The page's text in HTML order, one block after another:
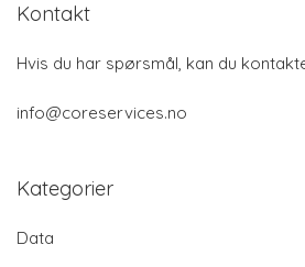
Kontakt
Hvis du har spørsmål, kan du
info@coreservices.no
Kategorier
Data